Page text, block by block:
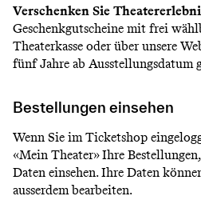
Verschenken Sie
Geschenkgutscheine mit frei
Theaterkasse oder über unsere
fünf Jahre ab Ausstellungsdatum
Bestellungen einsehen
Wenn Sie im Ticketshop
«Mein Theater» Ihre
Daten einsehen. Ihre Daten
ausserdem bearbeiten.